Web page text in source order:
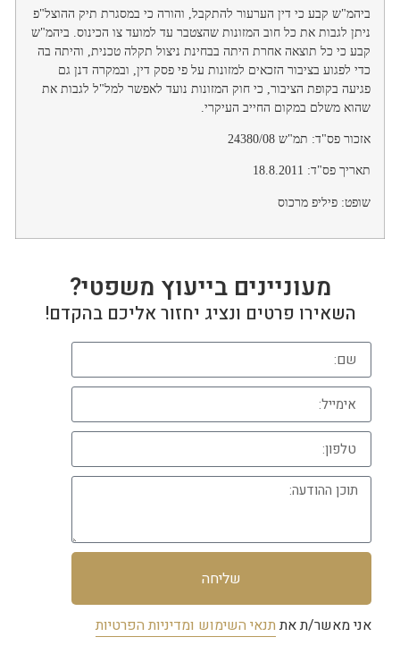
ביהמ"ש קבע כי דין הערעור להתקבל, והורה כי במסגרת תיק ההוצל"פ
ניתן לגבות את כל חוב המזונות שהצטבר עד למועד צו הכינוס. ביהמ"ש
קבע כי כל תוצאה אחרת היתה בבחינת ניצול תקלה טכנית, והיתה בה
כדי לפגוע בציבור הזכאים למזונות על פי פסק דין, ובמקרה דנן גם
פגיעה בקופת הציבור, כי חוק המזונות נועד לאפשר למל"ל לגבות את
שהוא משלם במקום החייב העיקרי.
אזכור פס"ד: תמ"ש 24380/08
תאריך פס"ד: 18.8.2011
שופט: פיליפ מרכוס
מעוניינים בייעוץ משפטי?
השאירו פרטים ונציג יחזור אליכם בהקדם!
אני מאשר/ת אתתנאי השימוש ומדיניות הפרטיות
שליחה